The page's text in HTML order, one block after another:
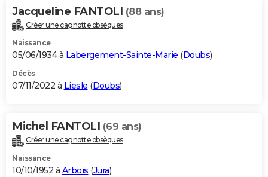
Jacqueline FANTOLI (88 ans)
Créer une cagnotte obsèques
Naissance
05/06/1934 à Labergement-Sainte-Marie (Doubs)
Décès
07/11/2022 à Liesle (Doubs)
Michel FANTOLI (69 ans)
Créer une cagnotte obsèques
Naissance
10/10/1952 à Arbois (Jura)